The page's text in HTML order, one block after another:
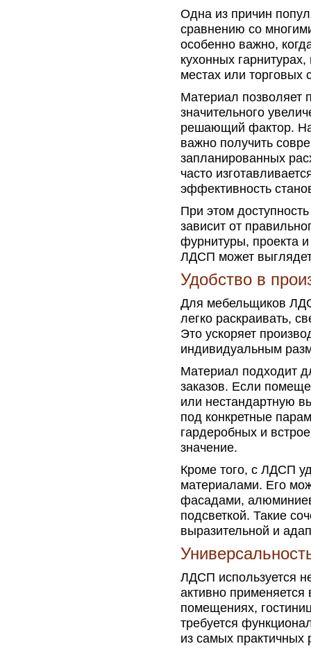
Одна из причин
сравнению со
особенно важно,
кухонных
местах или торговых
Материал позволяет
значительного
решающий фактор.
важно получить
запланированных
часто
эффективность
При этом
зависит от
фурнитуры, проекта
ЛДСП может
Удобство в
Для мебельщиков
легко раскраивать,
Это ускоряет
индивидуальным
Материал подходит
заказов. Если
или нестандартную
под конкретные
гардеробных и
значение.
Кроме того, с ЛДСП
материалами. Его
фасадами,
подсветкой. Такие
выразительной и
ЛДСП используется
активно
помещениях,
требуется
из самых практичных